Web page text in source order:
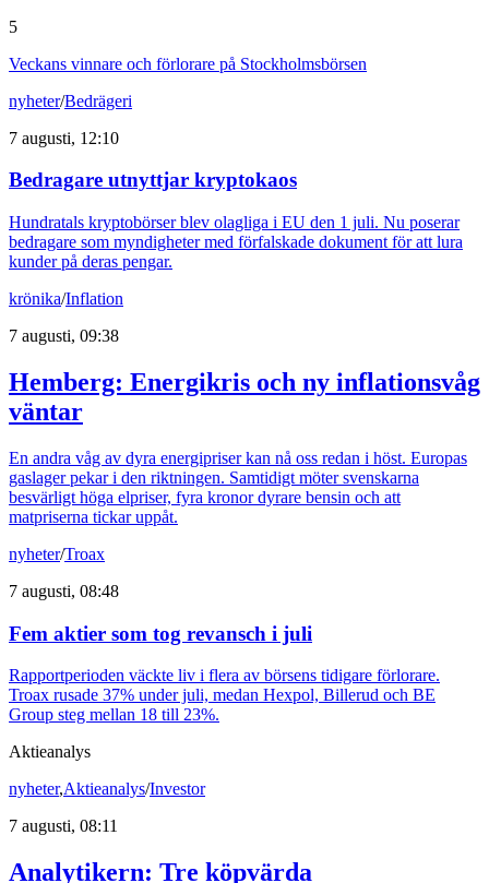
5
Veckans vinnare och förlorare på Stockholmsbörsen
nyheter/Bedrägeri
7 augusti, 12:10
Bedragare utnyttjar kryptokaos
Hundratals kryptobörser blev olagliga i EU den 1 juli. Nu poserar
bedragare som myndigheter med förfalskade dokument för att lura
kunder på deras pengar.
krönika/Inflation
7 augusti, 09:38
Hemberg: Energikris och ny inflationsvåg
väntar
En andra våg av dyra energipriser kan nå oss redan i höst. Europas
gaslager pekar i den riktningen. Samtidigt möter svenskarna
besvärligt höga elpriser, fyra kronor dyrare bensin och att
matpriserna tickar uppåt.
nyheter/Troax
7 augusti, 08:48
Fem aktier som tog revansch i juli
Rapportperioden väckte liv i flera av börsens tidigare förlorare.
Troax rusade 37% under juli, medan Hexpol, Billerud och BE
Group steg mellan 18 till 23%.
Aktieanalys
nyheter,Aktieanalys/Investor
7 augusti, 08:11
Analytikern: Tre köpvärda